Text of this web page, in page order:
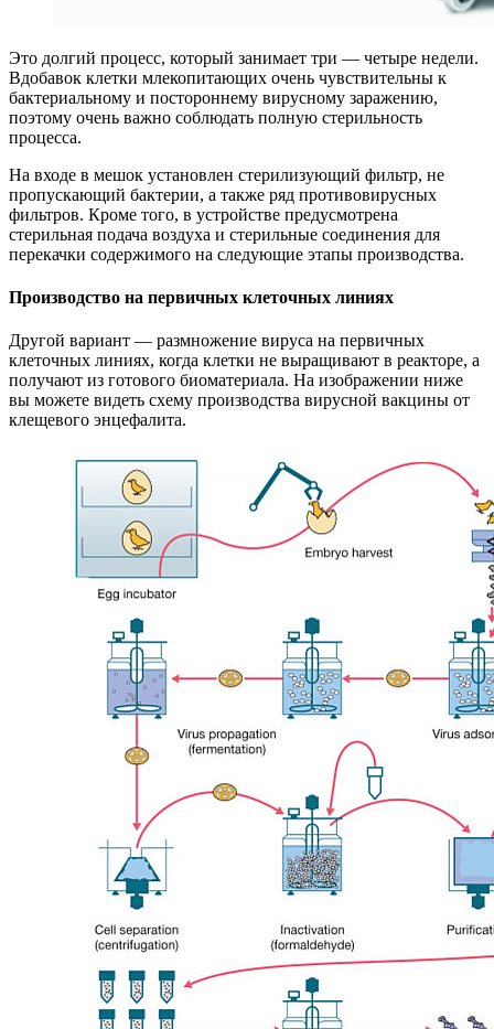
Это долгий процесс, который занимает три — четыре недели.
Вдобавок клетки млекопитающих очень чувствительны к
бактериальному и постороннему вирусному заражению,
поэтому очень важно соблюдать полную стерильность
процесса.
На входе в мешок установлен стерилизующий фильтр, не
пропускающий бактерии, а также ряд противовирусных
фильтров. Кроме того, в устройстве предусмотрена
стерильная подача воздуха и стерильные соединения для
перекачки содержимого на следующие этапы производства.
Производство на первичных клеточных линиях
Другой вариант — размножение вируса на первичных
клеточных линиях, когда клетки не выращивают в реакторе, а
получают из готового биоматериала. На изображении ниже
вы можете видеть схему производства вирусной вакцины от
клещевого энцефалита.